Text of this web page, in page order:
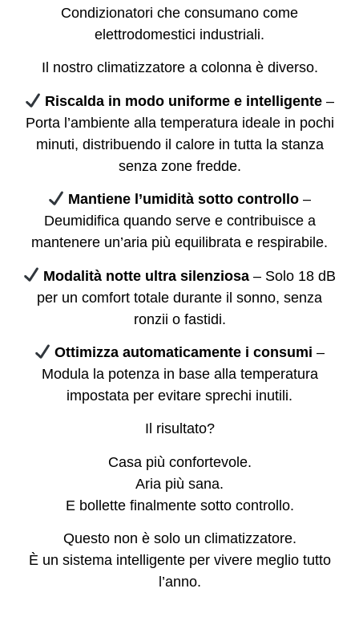
Condizionatori che consumano come
elettrodomestici industriali.
Il nostro climatizzatore a colonna è diverso.
Riscalda in modo uniforme e intelligente –
Porta l’ambiente alla temperatura ideale in pochi
minuti, distribuendo il calore in tutta la stanza
senza zone fredde.
Mantiene l’umidità sotto controllo –
Deumidifica quando serve e contribuisce a
mantenere un’aria più equilibrata e respirabile.
Modalità notte ultra silenziosa – Solo 18 dB
per un comfort totale durante il sonno, senza
ronzii o fastidi.
Ottimizza automaticamente i consumi –
Modula la potenza in base alla temperatura
impostata per evitare sprechi inutili.
Il risultato?
Casa più confortevole.
Aria più sana.
E bollette finalmente sotto controllo.
Questo non è solo un climatizzatore.
È un sistema intelligente per vivere meglio tutto
l’anno.